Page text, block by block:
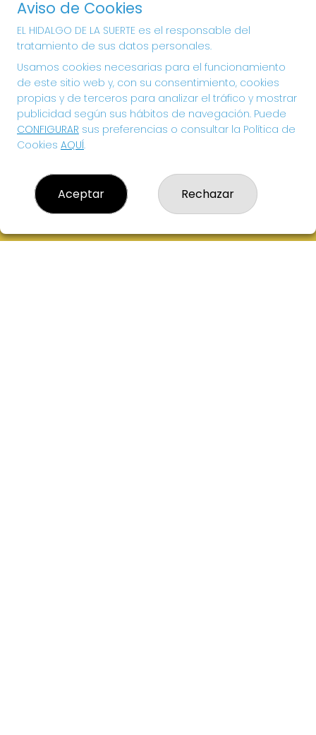
PRÓXIMO BOTE MILLONARIO:
1.000.000€
¡SUERTE!
Aviso de Cookies
EL HIDALGO DE LA SUERTE es el responsable del
tratamiento de sus datos personales.
Usamos cookies necesarias para el funcionamiento
de este sitio web y, con su consentimiento, cookies
propias y de terceros para analizar el tráfico y mostrar
publicidad según sus hábitos de navegación. Puede
CONFIGURAR sus preferencias o consultar la Política de
Cookies AQUÍ.
Aceptar Rechazar